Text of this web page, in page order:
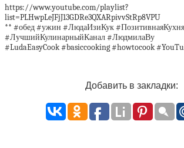
https://www.youtube.com/playlist?
list=PLHwpLeJFjJ13GDRe3QXARpivvStRp8VPU
** #обед #ужин #ЛюдаИзиКук #ПозитивнаяКухня
#ЛучшийКулинарныйКанал #ЛюдмилаВу
#LudaEasyCook #basiccooking #howtocook
Добавить в закладки: